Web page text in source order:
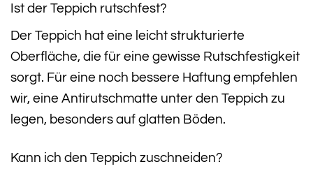
Ist der Teppich rutschfest?
Der Teppich hat eine leicht strukturierte
Oberfläche, die für eine gewisse Rutschfestigkeit
sorgt. Für eine noch bessere Haftung empfehlen
wir, eine Antirutschmatte unter den Teppich zu
legen, besonders auf glatten Böden.
Kann ich den Teppich zuschneiden?